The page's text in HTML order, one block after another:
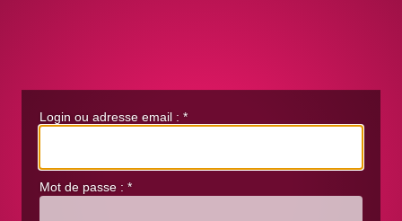
Login ou adresse email : *
Mot de passe : *